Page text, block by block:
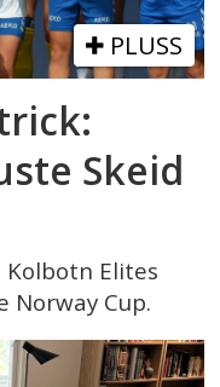
PLUSS
Skeid
Elites
Norway Cup.